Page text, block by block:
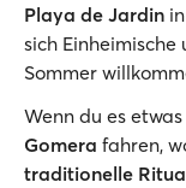
Playa de Jardin
sich
Sommer
Wenn du es
Gomera fahren,
traditionelle